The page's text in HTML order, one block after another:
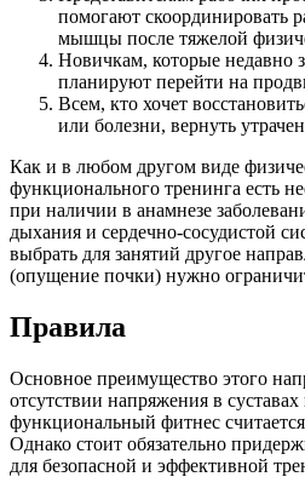
помогают скоординировать
мышцы после тяжелой
Новичкам, которые недавно
планируют перейти на
Всем, кто хочет
или болезни, вернуть
Как и в любом другом виде
функционального тренинга есть
при наличии в анамнезе
дыхания и сердечно-сосудистой
выбрать для занятий другое
(опущение почки) нужно
Правила
Основное преимущество этого
отсутствии напряжения в
функциональный фитнес
Однако стоит обязательно
для безопасной и эффективной